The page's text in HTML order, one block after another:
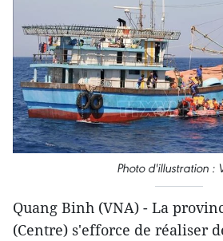
Photo d'illustration :
Quang Binh (VNA) - La
(Centre) s'efforce de réaliser